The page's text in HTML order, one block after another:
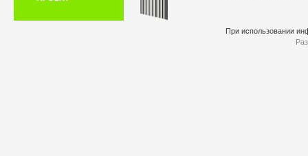
При использовании